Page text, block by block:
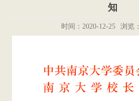
知
时间：2020-12-25 浏览：